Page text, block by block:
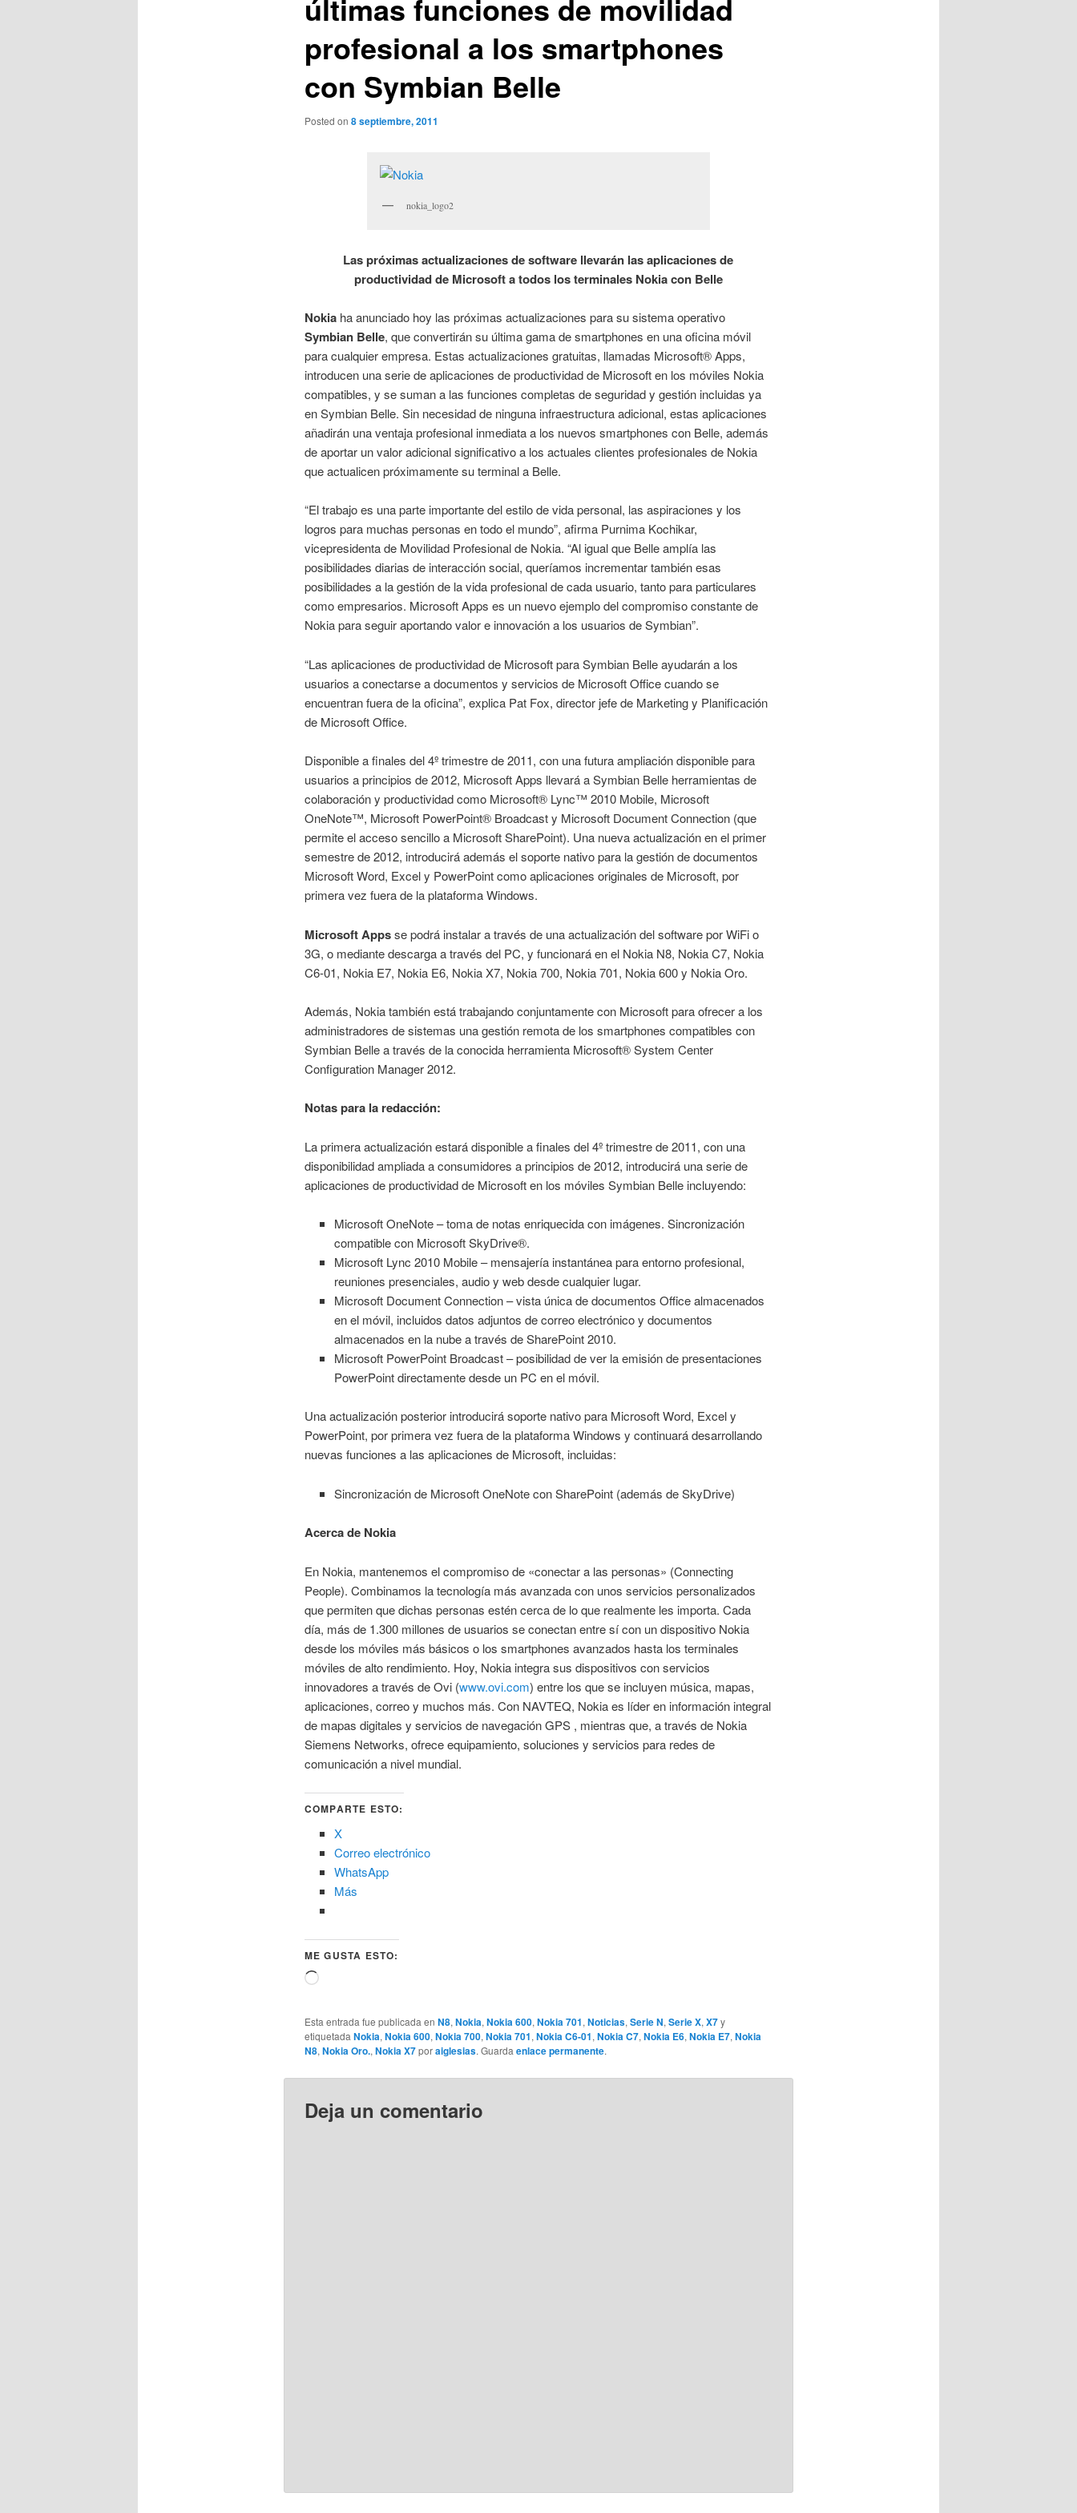
últimas funciones de movilidad
profesional a los smartphones
con Symbian Belle
Posted on 8 septiembre, 2011
nokia_logo2
Las próximas actualizaciones de software llevarán las aplicaciones de
productividad de Microsoft a todos los terminales Nokia con Belle
Nokiaha anunciado hoy las próximas actualizaciones para su sistema operativo
Symbian Belle, que convertirán su última gama de smartphones en una oficina móvil
para cualquier empresa. Estas actualizaciones gratuitas, llamadas Microsoft® Apps,
introducen una serie de aplicaciones de productividad de Microsoft en los móviles Nokia
compatibles, y se suman a las funciones completas de seguridad y gestión incluidas ya
en Symbian Belle. Sin necesidad de ninguna infraestructura adicional, estas aplicaciones
añadirán una ventaja profesional inmediata a los nuevos smartphones con Belle, además
de aportar un valor adicional significativo a los actuales clientes profesionales de Nokia
que actualicen próximamente su terminal a Belle.
“El trabajo es una parte importante del estilo de vida personal, las aspiraciones y los
logros para muchas personas en todo el mundo”, afirma Purnima Kochikar,
vicepresidenta de Movilidad Profesional de Nokia. “Al igual que Belle amplía las
posibilidades diarias de interacción social, queríamos incrementar también esas
posibilidades a la gestión de la vida profesional de cada usuario, tanto para particulares
como empresarios. Microsoft Apps es un nuevo ejemplo del compromiso constante de
Nokia para seguir aportando valor e innovación a los usuarios de Symbian”.
“Las aplicaciones de productividad de Microsoft para Symbian Belle ayudarán a los
usuarios a conectarse a documentos y servicios de Microsoft Office cuando se
encuentran fuera de la oficina”, explica Pat Fox, director jefe de Marketing y Planificación
de Microsoft Office.
Disponible a finales del 4º trimestre de 2011, con una futura ampliación disponible para
usuarios a principios de 2012, Microsoft Apps llevará a Symbian Belle herramientas de
colaboración y productividad como Microsoft® Lync™ 2010 Mobile, Microsoft
OneNote™, Microsoft PowerPoint® Broadcast y Microsoft Document Connection (que
permite el acceso sencillo a Microsoft SharePoint). Una nueva actualización en el primer
semestre de 2012, introducirá además el soporte nativo para la gestión de documentos
Microsoft Word, Excel y PowerPoint como aplicaciones originales de Microsoft, por
primera vez fuera de la plataforma Windows.
Microsoft Appsse podrá instalar a través de una actualización del software por WiFi o
3G, o mediante descarga a través del PC, y funcionará en el Nokia N8, Nokia C7, Nokia
C6-01, Nokia E7, Nokia E6, Nokia X7, Nokia 700, Nokia 701, Nokia 600 y Nokia Oro.
Además, Nokia también está trabajando conjuntamente con Microsoft para ofrecer a los
administradores de sistemas una gestión remota de los smartphones compatibles con
Symbian Belle a través de la conocida herramienta Microsoft® System Center
Configuration Manager 2012.
Notas para la redacción:
La primera actualización estará disponible a finales del 4º trimestre de 2011, con una
disponibilidad ampliada a consumidores a principios de 2012, introducirá una serie de
aplicaciones de productividad de Microsoft en los móviles Symbian Belle incluyendo:
Microsoft OneNote – toma de notas enriquecida con imágenes. Sincronización
compatible con Microsoft SkyDrive®.
Microsoft Lync 2010 Mobile – mensajería instantánea para entorno profesional,
reuniones presenciales, audio y web desde cualquier lugar.
Microsoft Document Connection – vista única de documentos Office almacenados
en el móvil, incluidos datos adjuntos de correo electrónico y documentos
almacenados en la nube a través de SharePoint 2010.
Microsoft PowerPoint Broadcast – posibilidad de ver la emisión de presentaciones
PowerPoint directamente desde un PC en el móvil.
Una actualización posterior introducirá soporte nativo para Microsoft Word, Excel y
PowerPoint, por primera vez fuera de la plataforma Windows y continuará desarrollando
nuevas funciones a las aplicaciones de Microsoft, incluidas:
Sincronización de Microsoft OneNote con SharePoint (además de SkyDrive)
Acerca de Nokia
En Nokia, mantenemos el compromiso de «conectar a las personas» (Connecting
People). Combinamos la tecnología más avanzada con unos servicios personalizados
que permiten que dichas personas estén cerca de lo que realmente les importa. Cada
día, más de 1.300 millones de usuarios se conectan entre sí con un dispositivo Nokia
desde los móviles más básicos o los smartphones avanzados hasta los terminales
móviles de alto rendimiento. Hoy, Nokia integra sus dispositivos con servicios
innovadores a través de Ovi (www.ovi.com) entre los que se incluyen música, mapas,
aplicaciones, correo y muchos más. Con NAVTEQ, Nokia es líder en información integral
de mapas digitales y servicios de navegación GPS , mientras que, a través de Nokia
Siemens Networks, ofrece equipamiento, soluciones y servicios para redes de
comunicación a nivel mundial.
COMPARTE ESTO:
X
Correo electrónico
WhatsApp
Más
ME GUSTA ESTO:
Cargando...
Esta entrada fue publicada en N8, Nokia, Nokia 600, Nokia 701, Noticias, Serie N, Serie X, X7y
etiquetada Nokia, Nokia 600, Nokia 700, Nokia 701, Nokia C6-01, Nokia C7, Nokia E6, Nokia E7, Nokia
N8, Nokia Oro., Nokia X7poraiglesias. Guarda enlace permanente.
Deja un comentario